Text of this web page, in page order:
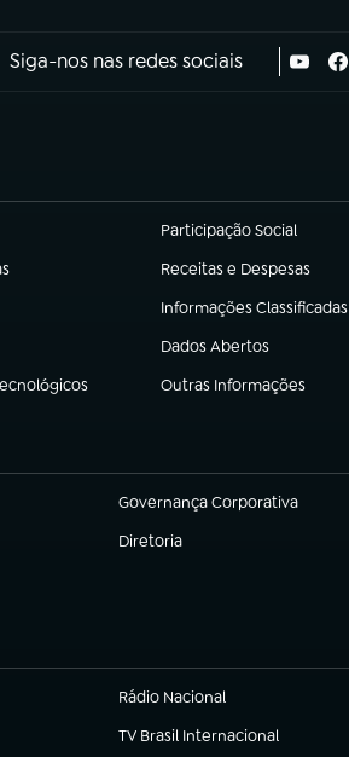
Siga-nos nas redes sociais
Participação Social
(abre em nova aba)
Receitas e Despesas
(abre em nova aba)
Informações Classificadas
(abre em nova aba)
Dados Abertos
(abre em nova aba)
Outras Informações
(abre em nova aba)
Governança Corporativa
(abre em nova aba)
Diretoria
(abre em nova aba)
Rádio Nacional
TV Brasil Internacional
(abre em nova aba)